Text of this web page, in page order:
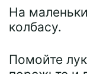
На
колбасу.
Помойте